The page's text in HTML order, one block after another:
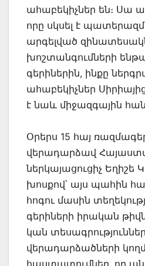
ահաբեկիչներ են։ Սա
որը սկսել է
արգելված
խոշտանգումների
գերիներին, ինքը
ահաբեկիչներ
է նաև միջազգային
Օրերս 15 հայ
վերադարձավ
ներկայացուցիչ Եղիշե
խոսքով՝ այս պահին
հոգու մասին
գերիների իրական
կան
վերադարձածների
հաստատումներ, որ